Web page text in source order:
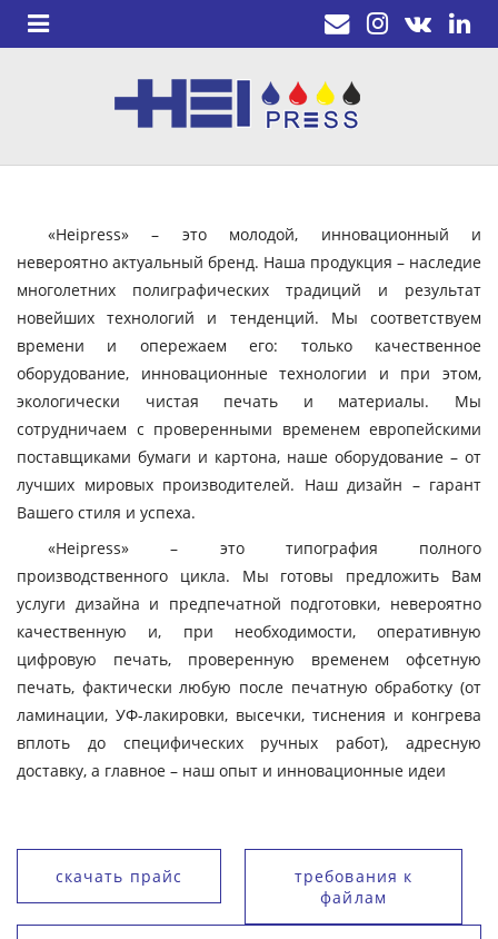
«Heipress» – это молодой, инновационный и
невероятно актуальный бренд. Наша продукция – наследие
многолетних полиграфических традиций и результат
новейших технологий и тенденций. Мы соответствуем
времени и опережаем его: только качественное
оборудование, инновационные технологии и при этом,
экологически чистая печать и материалы. Мы
сотрудничаем с проверенными временем европейскими
поставщиками бумаги и картона, наше оборудование – от
лучших мировых производителей. Наш дизайн – гарант
Вашего стиля и успеха.
«Heipress» – это типография полного
производственного цикла. Мы готовы предложить Вам
услуги дизайна и предпечатной подготовки, невероятно
качественную и, при необходимости, оперативную
цифровую печать, проверенную временем офсетную
печать, фактически любую после печатную обработку (от
ламинации, УФ-лакировки, высечки, тиснения и конгрева
вплоть до специфических ручных работ), адресную
доставку, а главное – наш опыт и инновационные идеи
скачать прайс
требования к
файлам